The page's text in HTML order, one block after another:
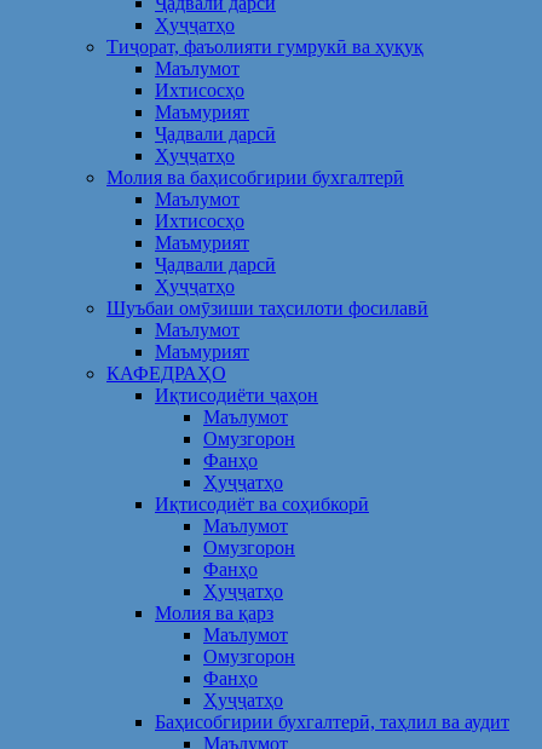
Ҳуҷҷатҳо
Тиҷорат, фаъолияти гумрукӣ ва ҳуқуқ
Маълумот
Ихтисосҳо
Маъмурият
Ҷадвали дарсӣ
Ҳуҷҷатҳо
Молия ва баҳисобгирии бухгалтерӣ
Маълумот
Ихтисосҳо
Маъмурият
Ҷадвали дарсӣ
Ҳуҷҷатҳо
Шуъбаи омӯзиши таҳсилоти фосилавӣ
Маълумот
Маъмурият
КАФЕДРАҲО
Иқтисодиёти ҷаҳон
Маълумот
Омузгорон
Фанҳо
Ҳуҷҷатҳо
Иқтисодиёт ва соҳибкорӣ
Маълумот
Омузгорон
Фанҳо
Ҳуҷҷатҳо
Молия ва қарз
Маълумот
Омузгорон
Фанҳо
Ҳуҷҷатҳо
Баҳисобгирии бухгалтерӣ, таҳлил ва аудит
Маълумот